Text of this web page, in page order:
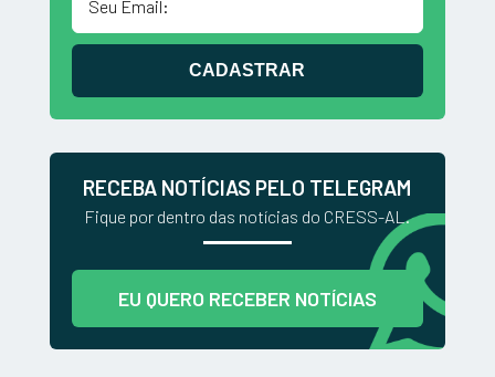
CADASTRAR
RECEBA NOTÍCIAS PELO TELEGRAM
Fique por dentro das notícias do CRESS-AL.
EU QUERO RECEBER NOTÍCIAS